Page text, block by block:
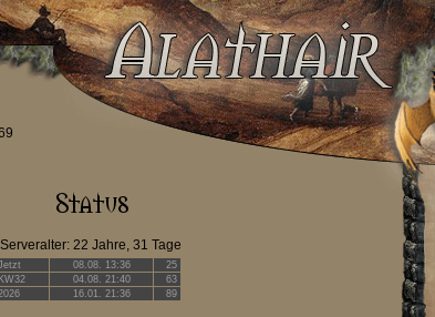
Serveralter: 22 Jahre, 31 Tage
08.08. 13:36
25
KW32
04.08. 21:40
63
16.01. 21:36 89